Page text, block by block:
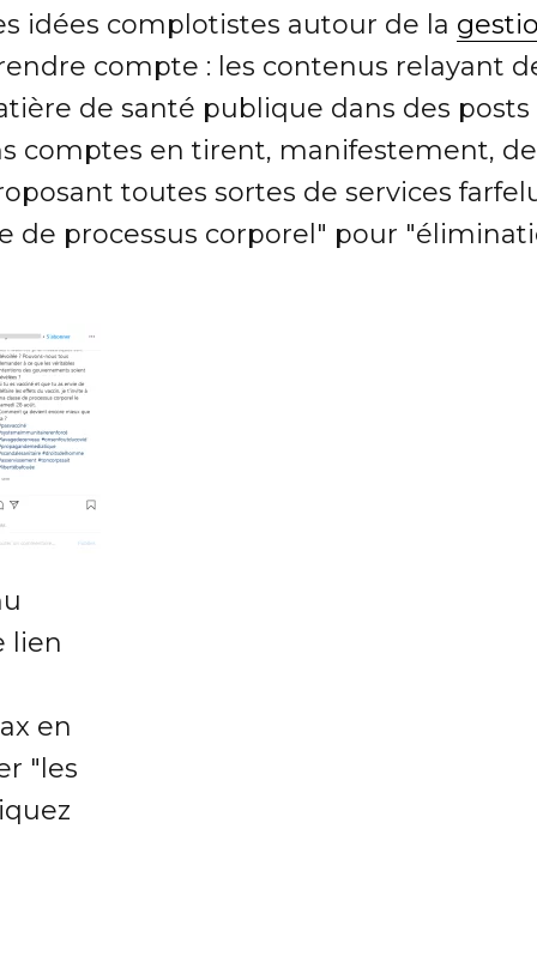
idées complotistes autour de la
compte : les contenus relayant
de santé publique dans des
comptes en tirent, manifestement,
toutes sortes de services
de processus corporel" pour
lien
en
"les